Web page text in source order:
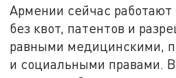
Армении сейчас
без квот, патентов и
равными медицинскими,
и социальными правами.